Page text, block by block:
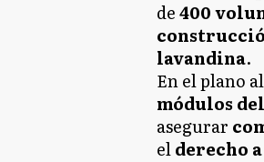
de400
lavandina.
En el plano
módulos
asegurar
elderecho